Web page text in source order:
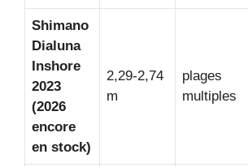
Shimano
Dialuna
Inshore
2023
(2026
encore
en stock)
2,29‑2,74
m
plages
multiples